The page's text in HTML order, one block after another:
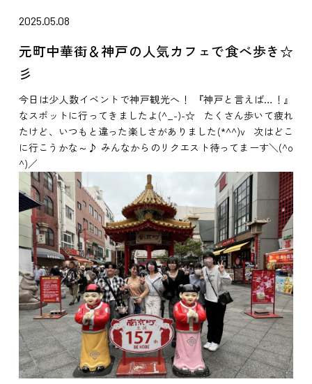
2025.05.08
元町中華街＆神戸の人気カフェで食べ歩き☆
彡
今日は少人数イベントで神戸観光へ！ 『神戸と言えば…！』
なスポットに行ってきましたよ(^_-)-☆ たくさん歩いて疲れ
たけど、いつもと違った楽しさがありました(*^^)v 次はどこ
に行こうかな～♪ みんなからのリクエスト待ってまーす＼(^o
^)／